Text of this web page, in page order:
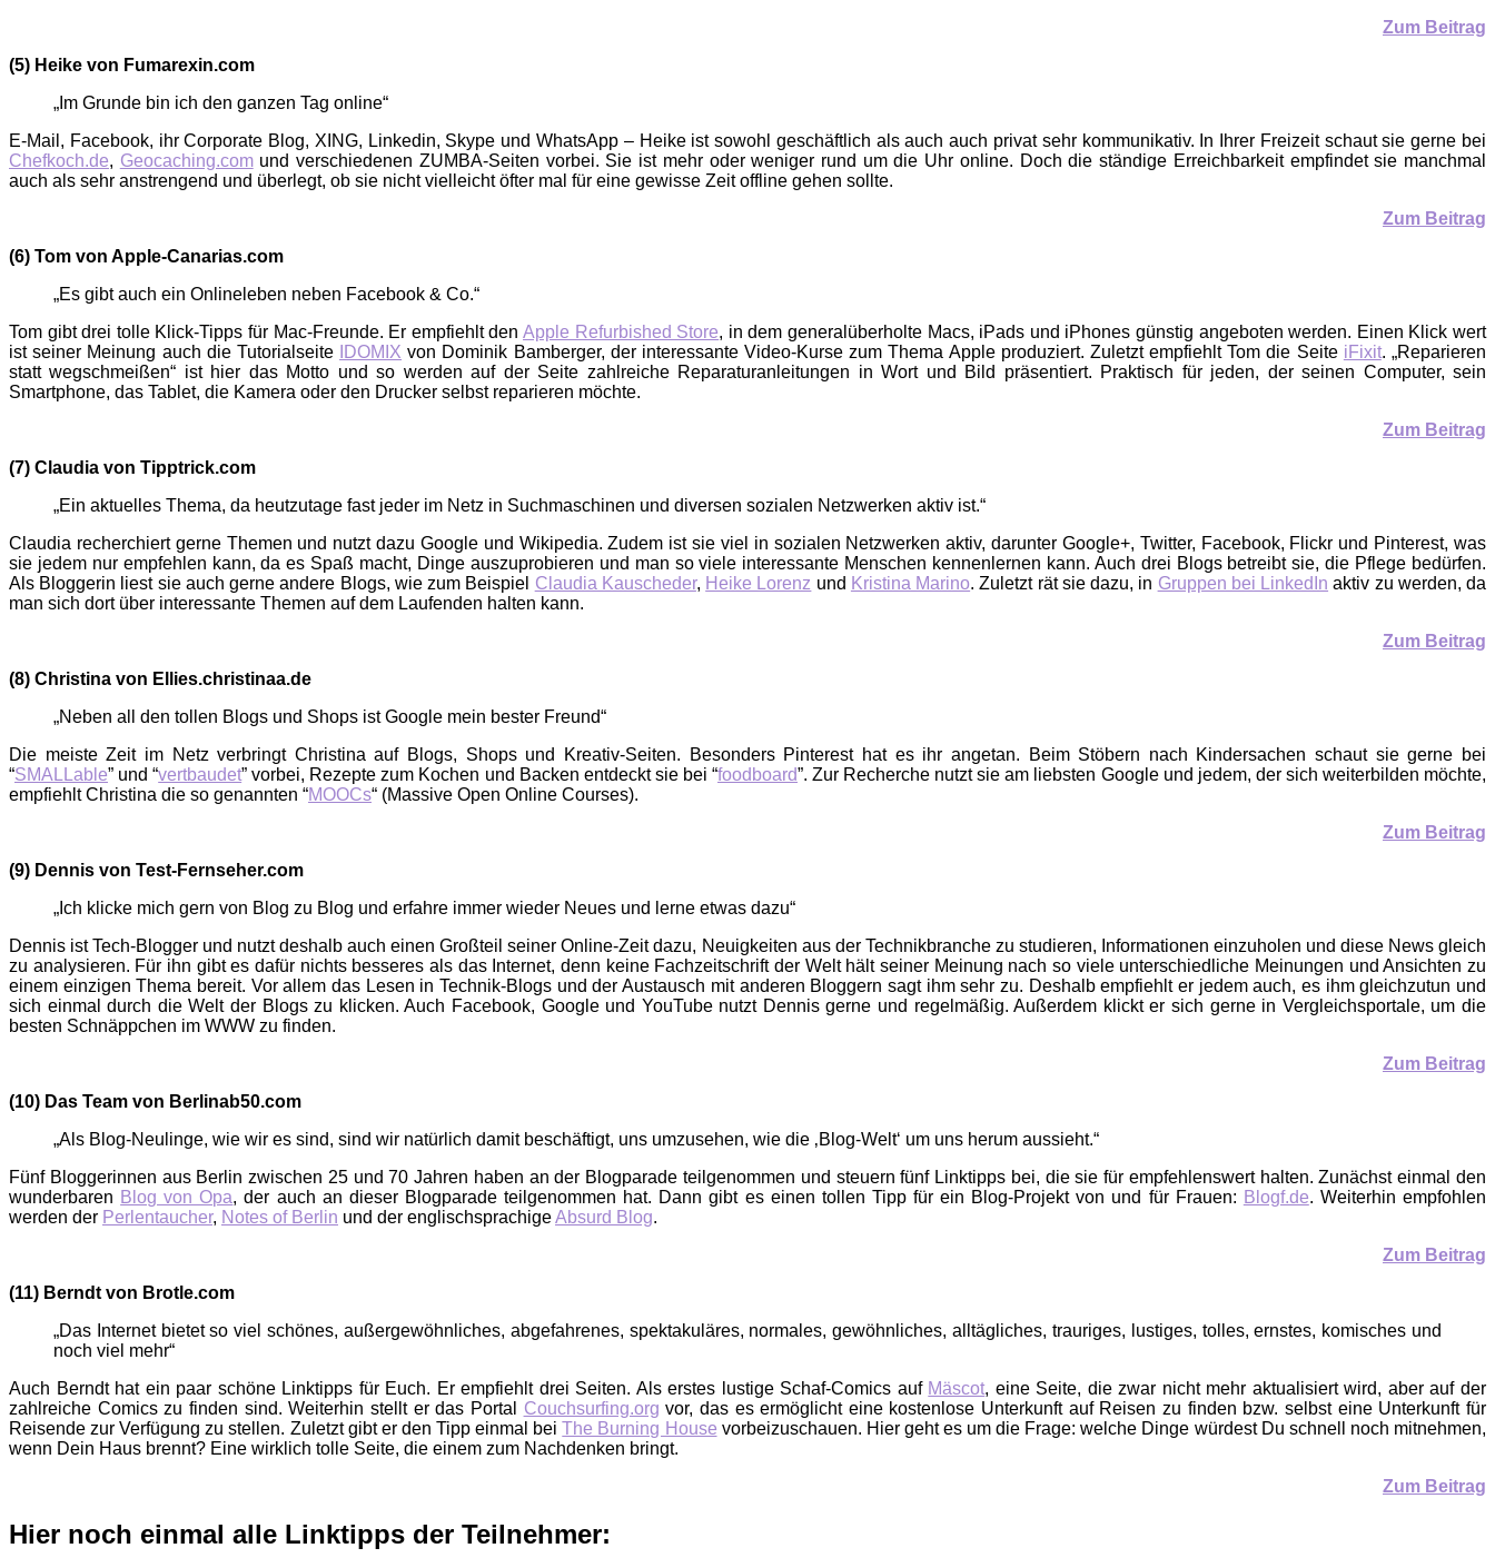
Zum Beitrag
(5) Heike von Fumarexin.com
„Im Grunde bin ich den ganzen Tag online“
E-Mail, Facebook, ihr Corporate Blog, XING, Linkedin, Skype und WhatsApp – Heike ist sowohl geschäftlich als auch auch privat sehr kommunikativ. In Ihrer Freizeit schaut sie gerne bei
Chefkoch.de, Geocaching.comund verschiedenen ZUMBA-Seiten vorbei. Sie ist mehr oder weniger rund um die Uhr online. Doch die ständige Erreichbarkeit empfindet sie manchmal
auch als sehr anstrengend und überlegt, ob sie nicht vielleicht öfter mal für eine gewisse Zeit offline gehen sollte.
Zum Beitrag
(6) Tom von Apple-Canarias.com
„Es gibt auch ein Onlineleben neben Facebook & Co.“
Tom gibt drei tolle Klick-Tipps für Mac-Freunde. Er empfiehlt den Apple Refurbished Store, in dem generalüberholte Macs, iPads und iPhones günstig angeboten werden. Einen Klick wert
ist seiner Meinung auch die Tutorialseite
IDOMIX von Dominik Bamberger, der interessante Video-Kurse zum Thema Apple produziert. Zuletzt empfiehlt Tom die Seite iFixit. „Reparieren
statt wegschmeißen“ ist hier das Motto und so werden auf der Seite zahlreiche Reparaturanleitungen in Wort und Bild präsentiert. Praktisch für jeden, der seinen Computer, sein
Smartphone, das Tablet, die Kamera oder den Drucker selbst reparieren möchte.
Zum Beitrag
(7) Claudia von Tipptrick.com
„Ein aktuelles Thema, da heutzutage fast jeder im Netz in Suchmaschinen und diversen sozialen Netzwerken aktiv ist.“
Claudia recherchiert gerne Themen und nutzt dazu Google und Wikipedia. Zudem ist sie viel in sozialen Netzwerken aktiv, darunter Google+, Twitter, Facebook, Flickr und Pinterest, was
sie jedem nur empfehlen kann, da es Spaß macht, Dinge auszuprobieren und man so viele interessante Menschen kennenlernen kann. Auch drei Blogs betreibt sie, die Pflege bedürfen.
Als Bloggerin liest sie auch gerne andere Blogs, wie zum Beispiel Claudia Kauscheder, Heike Lorenz und Kristina Marino. Zuletzt rät sie dazu, in Gruppen bei LinkedIn aktiv zu werden, da
man sich dort über interessante Themen auf dem Laufenden halten kann.
Zum Beitrag
(8) Christina von Ellies.christinaa.de
„Neben all den tollen Blogs und Shops ist Google mein bester Freund“
Die meiste Zeit im Netz verbringt Christina auf Blogs, Shops und Kreativ-Seiten. Besonders Pinterest hat es ihr angetan. Beim Stöbern nach Kindersachen schaut sie gerne bei
“SMALLable” und “vertbaudet” vorbei, Rezepte zum Kochen und Backen entdeckt sie bei “foodboard”. Zur Recherche nutzt sie am liebsten Google und jedem, der sich weiterbilden möchte,
empfiehlt Christina die so genannten “MOOCs“ (Massive Open Online Courses).
Zum Beitrag
(9) Dennis von Test-Fernseher.com
„Ich klicke mich gern von Blog zu Blog und erfahre immer wieder Neues und lerne etwas dazu“
Dennis ist Tech-Blogger und nutzt deshalb auch einen Großteil seiner Online-Zeit dazu, Neuigkeiten aus der Technikbranche zu studieren, Informationen einzuholen und diese News gleich
zu analysieren. Für ihn gibt es dafür nichts besseres als das Internet, denn keine Fachzeitschrift der Welt hält seiner Meinung nach so viele unterschiedliche Meinungen und Ansichten zu
einem einzigen Thema bereit. Vor allem das Lesen in Technik-Blogs und der Austausch mit anderen Bloggern sagt ihm sehr zu. Deshalb empfiehlt er jedem auch, es ihm gleichzutun und
sich einmal durch die Welt der Blogs zu klicken. Auch Facebook, Google und YouTube nutzt Dennis gerne und regelmäßig. Außerdem klickt er sich gerne in Vergleichsportale, um die
besten Schnäppchen im WWW zu finden.
Zum Beitrag
(10) Das Team von Berlinab50.com
„Als Blog-Neulinge, wie wir es sind, sind wir natürlich damit beschäftigt, uns umzusehen, wie die ‚Blog-Welt‘ um uns herum aussieht.“
Fünf Bloggerinnen aus Berlin zwischen 25 und 70 Jahren haben an der Blogparade teilgenommen und steuern fünf Linktipps bei, die sie für empfehlenswert halten. Zunächst einmal den
wunderbaren Blog von Opa, der auch an dieser Blogparade teilgenommen hat. Dann gibt es einen tollen Tipp für ein Blog­-Projekt von und für Frauen: Blogf.de. Weiterhin empfohlen
werden der Perlentaucher, Notes of Berlin und der englischsprachigeAbsurd Blog.
Zum Beitrag
(11) Berndt von Brotle.com
„Das Internet bietet so viel schönes, außergewöhnliches, abgefahrenes, spektakuläres, normales, gewöhnliches, alltägliches, trauriges, lustiges, tolles, ernstes, komisches und
noch viel mehr“
Auch Berndt hat ein paar schöne Linktipps für Euch. Er empfiehlt drei Seiten. Als erstes lustige Schaf-Comics auf Mäscot, eine Seite, die zwar nicht mehr aktualisiert wird, aber auf der
zahlreiche Comics zu finden sind. Weiterhin stellt er das Portal Couchsurfing.org vor, das es ermöglicht eine kostenlose Unterkunft auf Reisen zu finden bzw. selbst eine Unterkunft für
Reisende zur Verfügung zu stellen. Zuletzt gibt er den Tipp einmal beiThe Burning House vorbeizuschauen. Hier geht es um die Frage: welche Dinge würdest Du schnell noch mitnehmen,
wenn Dein Haus brennt? Eine wirklich tolle Seite, die einem zum Nachdenken bringt.
Zum Beitrag
Hier noch einmal alle Linktipps der Teilnehmer: